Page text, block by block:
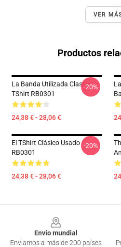
VER
Productos
La Banda Utilizada Classic
TShirt RB0301
24,38 € - 28,06 €
-20%
El TShirt Clásico Usado
RB0301
24,38 € - 28,06 €
-20%
Envío mundial
Enviamos a más de 200 países